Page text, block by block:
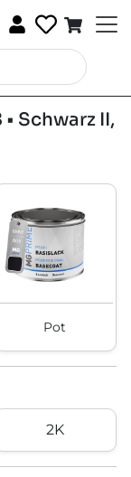
Schwarz II,
Pot
2K